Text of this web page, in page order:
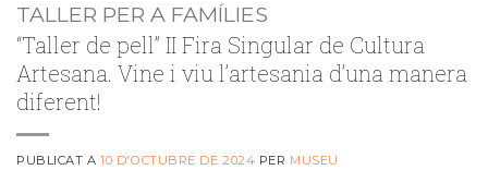
TALLER PER A FAMÍLIES
“Taller de pell” II Fira Singular de Cultura
Artesana. Vine i viu l’artesania d’una manera
diferent!
PUBLICAT A10 D'OCTUBRE DE 2024 PER MUSEU